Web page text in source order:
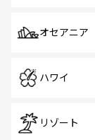
オセアニア
ハワイ
リゾート